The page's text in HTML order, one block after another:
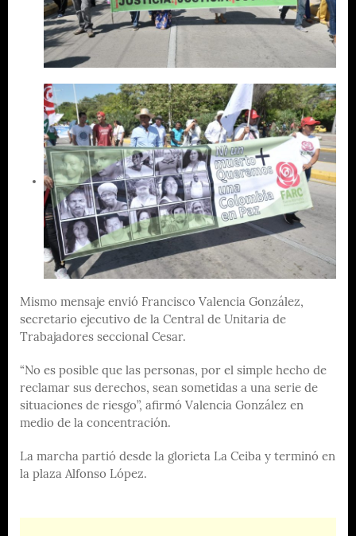
Mismo mensaje envió Francisco Valencia González,
secretario ejecutivo de la Central de Unitaria de
Trabajadores seccional Cesar.
“No es posible que las personas, por el simple hecho de
reclamar sus derechos, sean sometidas a una serie de
situaciones de riesgo”, afirmó Valencia González en
medio de la concentración.
La marcha partió desde la glorieta La Ceiba y terminó en
la plaza Alfonso López.